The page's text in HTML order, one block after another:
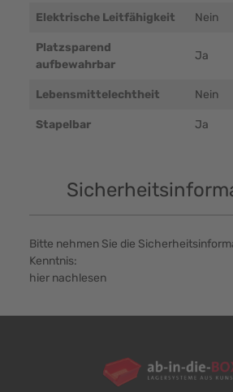
Elektrische Leitfähigkeit Nein
Platzsparend
aufbewahrbar
Ja
Lebensmittelechtheit Nein
Stapelbar Ja
Bitte nehmen Sie die
Kenntnis:
hier nachlesen